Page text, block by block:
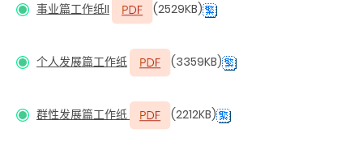
事业篇工作纸II (2529KB)
个人发展篇工作纸 (3359KB)
群性发展篇工作纸 (2212KB)